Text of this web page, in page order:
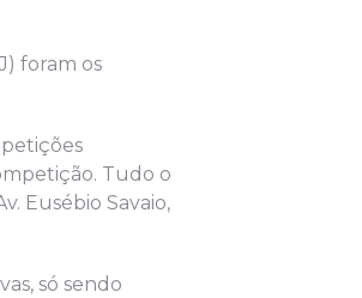
foram os
Tudo o
Eusébio Savaio,
só sendo